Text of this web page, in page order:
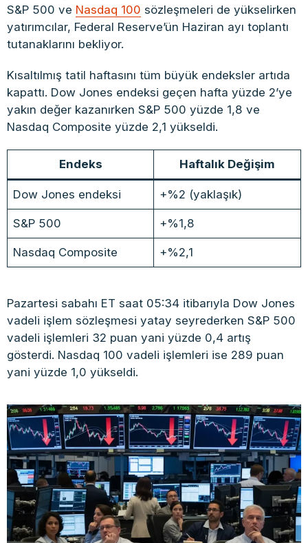
S&P 500 ve Nasdaq 100 sözleşmeleri de yükselirken
yatırımcılar, Federal Reserve’ün Haziran ayı toplantı
tutanaklarını bekliyor.
Kısaltılmış tatil haftasını tüm büyük endeksler artıda
kapattı. Dow Jones endeksi geçen hafta yüzde 2’ye
yakın değer kazanırken S&P 500 yüzde 1,8 ve
Nasdaq Composite yüzde 2,1 yükseldi.
Endeks Haftalık Değişim
Dow Jones endeksi +%2 (yaklaşık)
S&P 500 +%1,8
Nasdaq Composite +%2,1
Pazartesi sabahı ET saat 05:34 itibarıyla Dow Jones
vadeli işlem sözleşmesi yatay seyrederken S&P 500
vadeli işlemleri 32 puan yani yüzde 0,4 artış
gösterdi. Nasdaq 100 vadeli işlemleri ise 289 puan
yani yüzde 1,0 yükseldi.